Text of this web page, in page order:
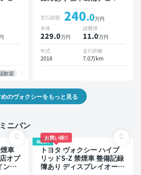
マ
ニ
ー
イド
歓迎
ズ 3列シート スマートキー
ETC バックモニター ドラ
イブレコーダー 衝突軽減
両側電動スライドドア 7人
乗り
支払総額 240.0万円
本体
229.0万円
諸費用
11.0万円
年式
2018
走行距離
7.0万km
のヴォクシーをもっと見る
ニバン
車
オプ
ンド
NEW!
お買い得!!
トヨタ ヴォクシー ハイブ
リッドS-Z 禁煙車 整備記録
簿あり ディスプレイオーデ